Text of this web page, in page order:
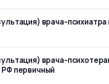
врача-
врача-
первичный